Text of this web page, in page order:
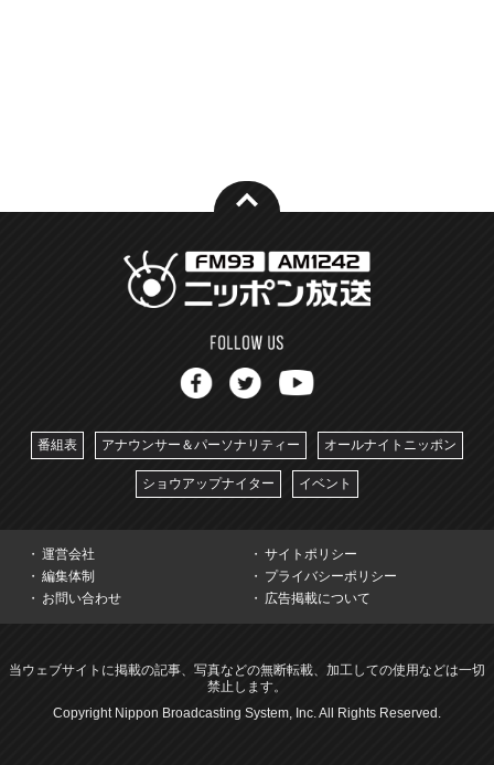
番組表 アナウンサー＆パーソナリティー オールナイトニッポン
ショウアップナイター イベント
運営会社
サイトポリシー
編集体制
プライバシーポリシー
お問い合わせ
広告掲載について
当ウェブサイトに掲載の記事、写真などの無断転載、加工しての使用などは一切
禁止します。
Copyright Nippon Broadcasting System, Inc. All Rights Reserved.